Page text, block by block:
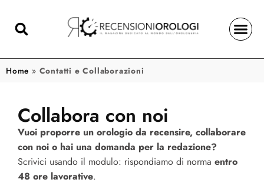
Home » Contatti e Collaborazioni
Collabora con noi
Vuoi proporre un orologio da recensire, collaborare
con noi o hai una domanda per la redazione?
Scrivici usando il modulo: rispondiamo di norma entro
48 ore lavorative.